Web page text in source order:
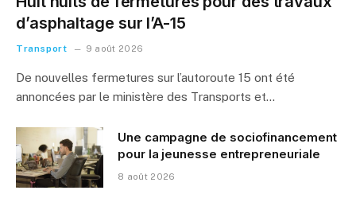
d’asphaltage sur l’A-15
Transport 9 août 2026
De nouvelles fermetures sur l’autoroute 15 ont été
annoncées par le ministère des Transports et…
Une campagne de sociofinancement
pour la jeunesse entrepreneuriale
8 août 2026